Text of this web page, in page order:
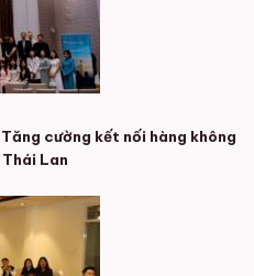
cường kết nối hàng không
Lan